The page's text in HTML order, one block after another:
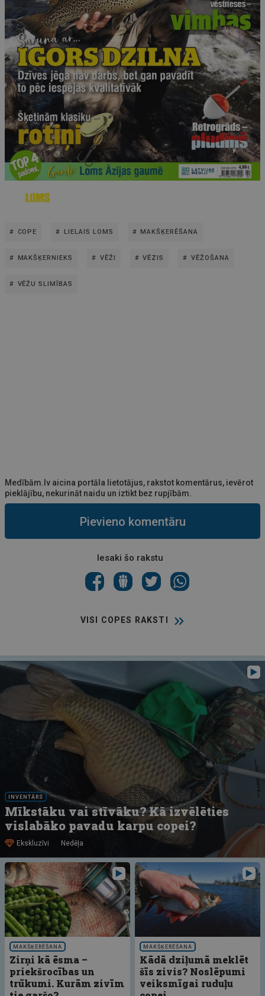
COPE LIELAIS LOMS MAKŠĶERĒŠANA
MAKŠĶERNIEKS VĒŽI VĒZIS VĒŽOŠANA
VĒŽU SLIMĪBAS
Medībām.lv aicina portāla lietotājus, rakstot komentārus, ievērot
pieklājību, nekurināt naidu un iztikt bez rupjībām.
Pievieno komentāru
Iesaki šo rakstu
VISI COPES RAKSTI
INVENTĀRS
Mīkstāku vai stīvāku? Kā izvēlēties
vislabāko pavadu karpu copei?
Ekskluzīvi Nedēļa
MAKŠĶERĒŠANA
Zirņi kā ēsma –
priekšrocības un
trūkumi. Kurām zivīm
MAKŠĶERĒŠANA
Kādā dziļumā meklēt
šīs zivis? Noslēpumi
veiksmīgai ruduļu